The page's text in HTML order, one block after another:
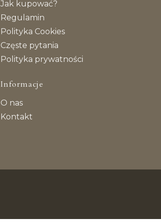
Jak kupować?
Regulamin
Polityka Cookies
Częste pytania
Polityka prywatności
Informacje
O nas
Kontakt